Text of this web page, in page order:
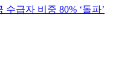
수급자 비중 80% ‘돌파’